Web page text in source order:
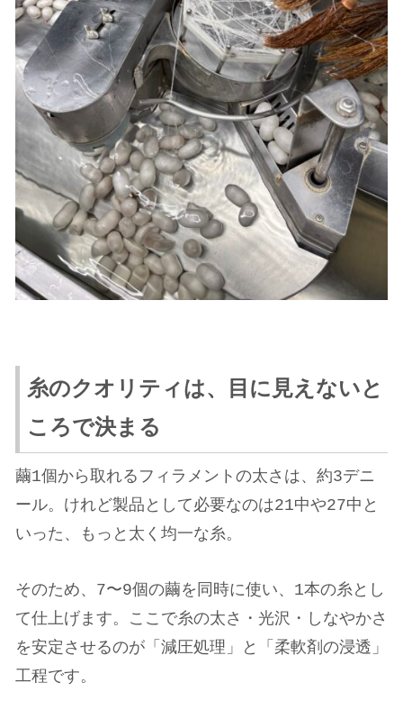
糸のクオリティは、目に見えないと
ころで決まる
繭1個から取れるフィラメントの太さは、約3デニ
ール。 けれど製品として必要なのは21中や27中と
いった、もっと太く均一な糸。
そのため、7〜9個の繭を同時に使い、1本の糸とし
て仕上げます。
ここで糸の太さ・光沢・しなやかさ
を安定させるのが「減圧処理」と「柔軟剤の浸透」
工程です。